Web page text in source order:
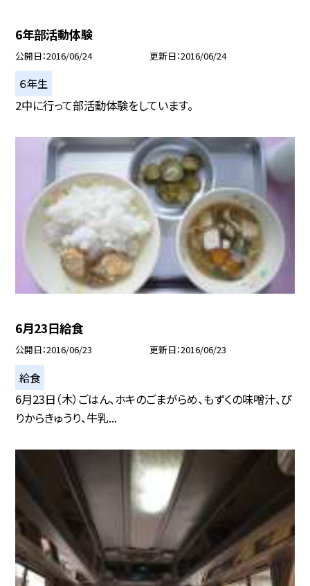
6年部活動体験
公開日 2016/06/24 更新日 2016/06/24
６年生
2中に行って部活動体験をしています。
6月23日給食
公開日 2016/06/23 更新日 2016/06/23
給食
6月23日（木）ごはん、ホキのごまがらめ、もずくの味噌汁、ぴ
りからきゅうり、牛乳...